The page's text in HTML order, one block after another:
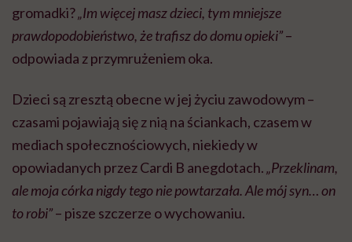
gromadki?„Im więcej masz dzieci, tym mniejsze
prawdopodobieństwo, że trafisz do domu opieki”–
odpowiada z przymrużeniem oka.
Dzieci są zresztą obecne w jej życiu zawodowym –
czasami pojawiają się z nią na ściankach, czasem w
mediach społecznościowych, niekiedy w
opowiadanych przez Cardi B anegdotach.„Przeklinam,
ale moja córka nigdy tego nie powtarzała. Ale mój syn… on
to robi”– pisze szczerze o wychowaniu.